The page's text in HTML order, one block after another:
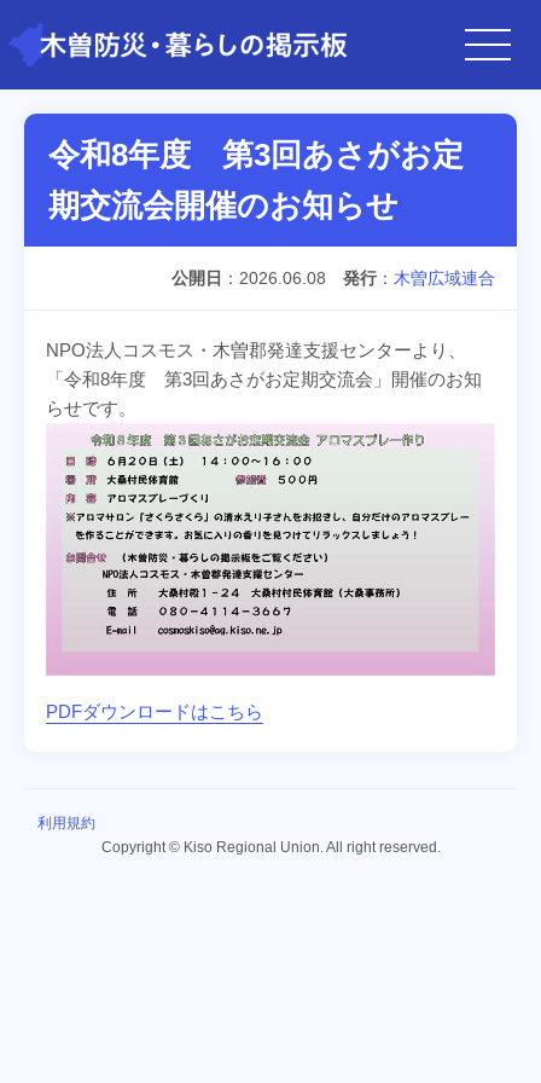
令和8年度 第3回あさがお定
期交流会開催のお知らせ
公開日 2026.06.08 発行 木曽広域連合
NPO法人コスモス・木曽郡発達支援センターより、
「令和8年度 第3回あさがお定期交流会」開催のお知
らせです。
PDFダウンロードはこちら
利用規約
Copyright © Kiso Regional Union. All right reserved.